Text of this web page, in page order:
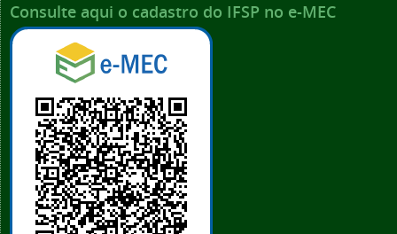
Consulte aqui o cadastro do IFSP no e-MEC